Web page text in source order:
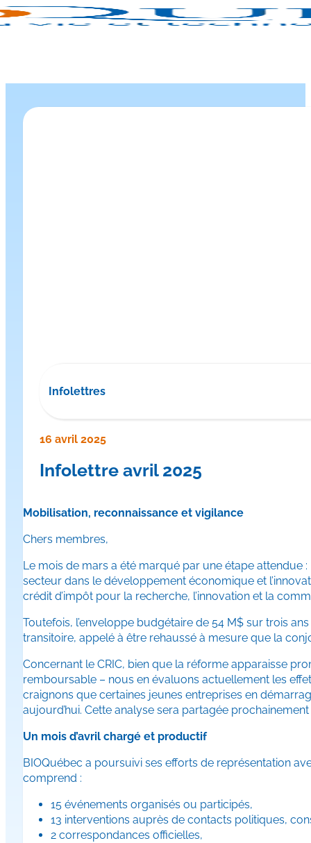
Infolettres
16 avril 2025
Infolettre avril 2025
Mobilisation, reconnaissance et vigilance
Chers membres,
Le mois de mars a été marqué par une étape attendue
secteur dans le développement économique et
crédit d’impôt pour la recherche, l’innovation et la
Toutefois, l’enveloppe budgétaire de 54 M$ sur trois
transitoire, appelé à être rehaussé à mesure que la
Concernant le CRIC, bien que la réforme apparaisse
remboursable – nous en évaluons actuellement les
craignons que certaines jeunes entreprises en
aujourd’hui. Cette analyse sera partagée
Un mois d’avril chargé et productif
BIOQuébec a poursuivi ses efforts de représentation
comprend :
15 événements organisés ou participés,
13 interventions auprès de contacts politiques,
2 correspondances officielles,